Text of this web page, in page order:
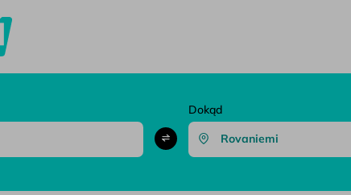
autokarowe i znajdź najlepsze połączenie
Dokąd